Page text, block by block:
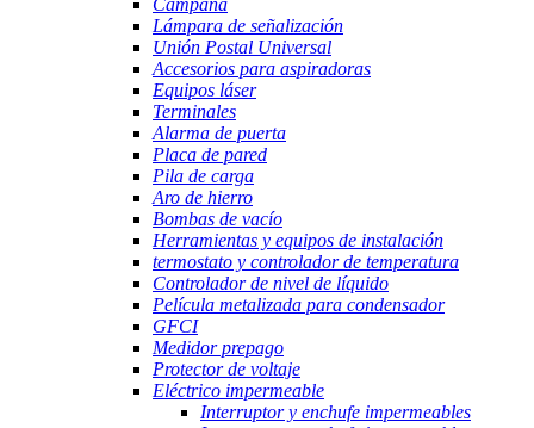
Campana
Lámpara de señalización
Unión Postal Universal
Accesorios para aspiradoras
Equipos láser
Terminales
Alarma de puerta
Placa de pared
Pila de carga
Aro de hierro
Bombas de vacío
Herramientas y equipos de instalación
termostato y controlador de temperatura
Controlador de nivel de líquido
Película metalizada para condensador
GFCI
Medidor prepago
Protector de voltaje
Eléctrico impermeable
Interruptor y enchufe impermeables